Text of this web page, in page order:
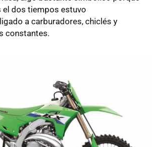
el dos tiempos estuvo
a carburadores, chiclés y
constantes.